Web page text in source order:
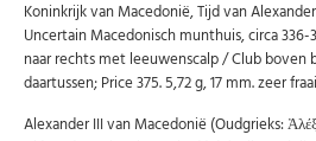
Koninkrijk van Macedonië, Tijd van
Uncertain Macedonisch munthuis, circa 336-
naar rechts met leeuwenscalp / Club boven
daartussen; Price 375. 5,72 g, 17 mm. zeer fraai
Alexander III van Macedonië (Oudgrieks: